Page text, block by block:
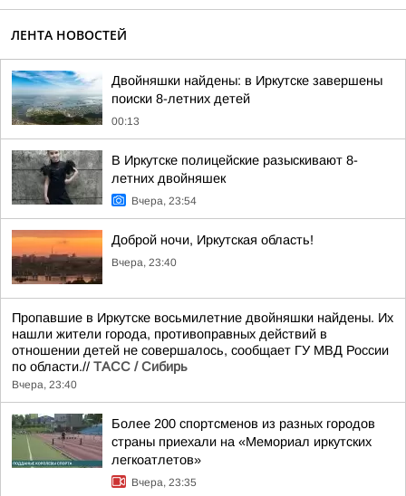
ЛЕНТА НОВОСТЕЙ
Двойняшки найдены: в Иркутске завершены
поиски 8-летних детей
00:13
В Иркутске полицейские разыскивают 8-
летних двойняшек
Вчера, 23:54
Доброй ночи, Иркутская область!
Вчера, 23:40
Пропавшие в Иркутске восьмилетние двойняшки найдены. Их
нашли жители города, противоправных действий в
отношении детей не совершалось, сообщает ГУ МВД России
по области.// ТАСС / Сибирь
Вчера, 23:40
Более 200 спортсменов из разных городов
страны приехали на «Мемориал иркутских
легкоатлетов»
Вчера, 23:35